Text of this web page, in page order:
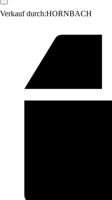
Verkauf durch:HORNBACH